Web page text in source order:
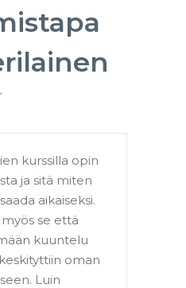
kurssilla opin
ja sitä miten
aikaiseksi.
se että
kuuntelu
oman
Luin